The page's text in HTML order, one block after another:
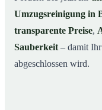
Umzugsreinigung in
transparente Preise,
Sauberkeit – damit
abgeschlossen wird.